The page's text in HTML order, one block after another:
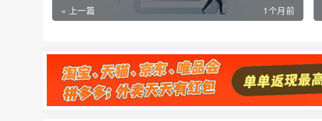
« 上一篇 1个月前